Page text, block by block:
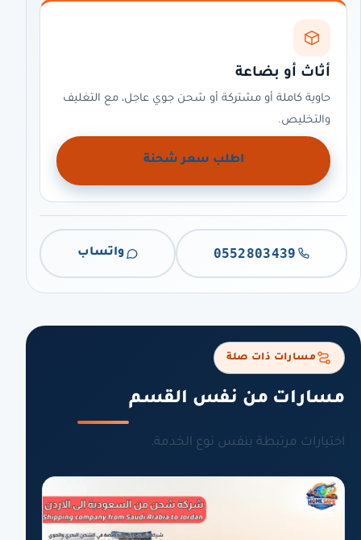
أثاث أو بضاعة
حاوية كاملة أو مشتركة أو شحن جوي عاجل، مع التغليف
والتخليص.
اطلب سعر شحنة
0552803439 واتساب
مسارات ذات صلة
مسارات من نفس القسم
اختيارات مرتبطة بنفس نوع الخدمة.